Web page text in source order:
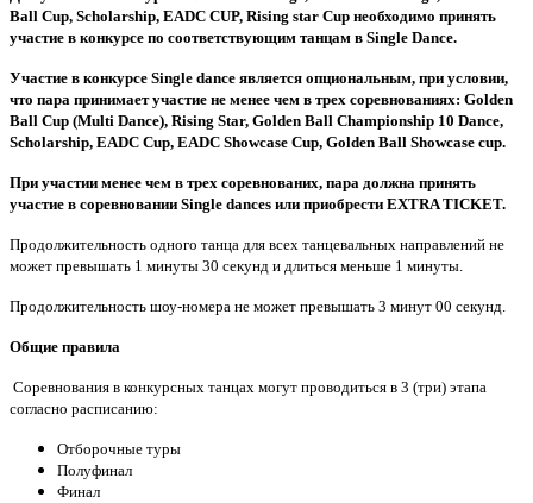
Ball Cup, Scholarship, EADC CUP, Rising star Cup необходимо принять
участие в конкурсе по соответствующим танцам в Single Dance.
Участие в конкурсе Single dance является опциональным, при условии,
что пара принимает участие не менее чем в трех соревнованиях: Golden
Ball Cup (Multi Dance), Rising Star, Golden Ball Championship 10 Dance,
Scholarship, EADC Cup, EADC Showcase Cup, Golden Ball Showcase cup.
При участии менее чем в трех соревнованих, пара должна принять
участие в соревновании Single dances или приобрести EXTRA TICKET.
Продолжительность одного танца для всех танцевальных направлений не
может превышать 1 минуты 30 секунд и длиться меньше 1 минуты.
Продолжительность шоу-номера не может превышать 3 минут 00 секунд.
Общие правила
Соревнования в конкурсных танцах могут проводиться в 3 (три) этапа
согласно расписанию:
Отборочные туры
Полуфинал
Финал